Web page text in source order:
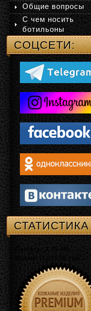
Общие вопросы
С чем носить
ботильоны
СОЦСЕТИ:
СТАТИСТИКА
Память: 3.75 Mb
Время: 0.03579 сек.